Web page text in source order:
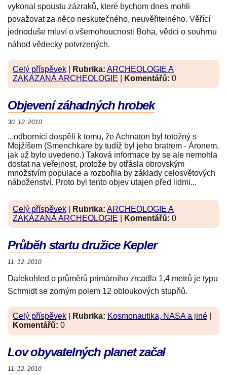
vykonal spoustu zázraků, které bychom dnes mohli
považovat za něco neskutečného, neuvěřitelného. Věřící
jednoduše mluví o všemohoucnosti Boha, vědci o souhrnu
náhod vědecky potvrzených.
Celý příspěvek Rubrika: ARCHEOLOGIE A
ZAKÁZANÁ ARCHEOLOGIE
Komentářů: 0
Objevení záhadných hrobek
30. 12. 2010
...odborníci dospěli k tomu, že Achnaton byl totožný s
Mojžíšem (Smenchkare by tudíž byl jeho bratrem - Áronem,
jak už bylo uvedeno.) Taková informace by se ale nemohla
dostat na veřejnost, protože by otřásla obrovským
množstvím populace a rozbořila by základy celosvětových
náboženství. Proto byl tento objev utajen před lidmi...
Celý příspěvek Rubrika: ARCHEOLOGIE A
ZAKÁZANÁ ARCHEOLOGIE
Komentářů: 0
Průběh startu družice Kepler
11. 12. 2010
Dalekohled o průměrů primárního zrcadla 1,4 metrů je typu
Schmidt se zorným polem 12 obloukových stupňů.
Celý příspěvek Rubrika: Kosmonautika, NASA a jiné
Komentářů: 0
Lov obyvatelných planet začal
11. 12. 2010